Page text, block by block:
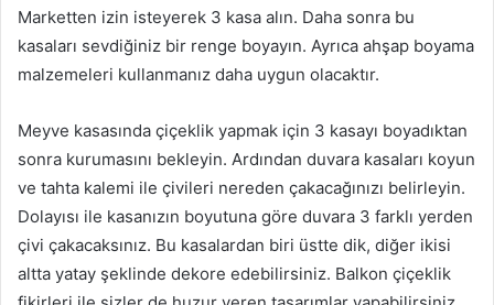
Marketten izin isteyerek 3 kasa alın. Daha sonra bu
kasaları sevdiğiniz bir renge boyayın. Ayrıca ahşap boyama
malzemeleri kullanmanız daha uygun olacaktır.
Meyve kasasında çiçeklik yapmak için 3 kasayı boyadıktan
sonra kurumasını bekleyin. Ardından duvara kasaları koyun
ve tahta kalemi ile çivileri nereden çakacağınızı belirleyin.
Dolayısı ile kasanızın boyutuna göre duvara 3 farklı yerden
çivi çakacaksınız. Bu kasalardan biri üstte dik, diğer ikisi
altta yatay şeklinde dekore edebilirsiniz. Balkon çiçeklik